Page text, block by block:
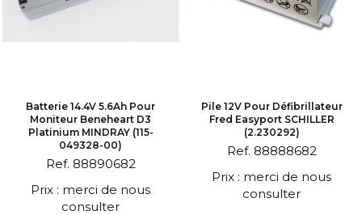
Batterie 14.4V 5.6Ah Pour
Moniteur Beneheart D3
Platinium MINDRAY (115-
049328-00)
Ref. 88890682
Prix : merci de nous
consulter
Pile 12V Pour Défibrillateur
Fred Easyport SCHILLER
(2.230292)
Ref. 88888682
Prix : merci de nous
consulter